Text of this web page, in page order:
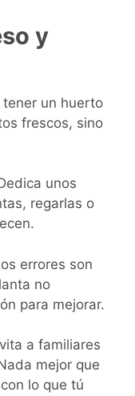
y
un huerto
frescos, sino
unos
regarlas o
errores son
no
para mejorar.
a familiares
mejor que
lo que tú